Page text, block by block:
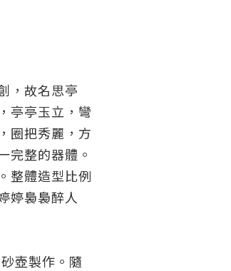
，故名思亭
亭亭玉立，彎
圈把秀麗，方
完整的器體。
整體造型比例
婷裊裊醉人
壺製作。隨